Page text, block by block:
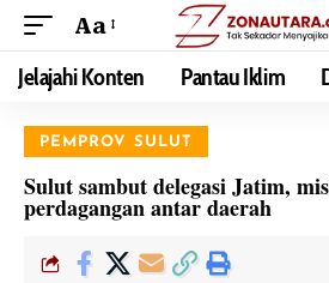
Aa
Jelajahi Konten Pantau Iklim
PEMPROV SULUT
Sulut sambut delegasi Jatim,
perdagangan antar daerah